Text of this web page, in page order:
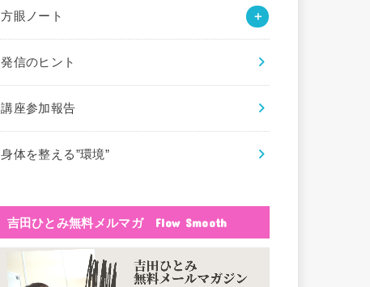
方眼ノート
発信のヒント
講座参加報告
身体を整える”環境”
吉田ひとみ無料メルマガ Flow Smooth